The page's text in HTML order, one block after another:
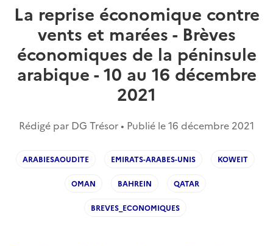
La reprise économique contre
vents et marées - Brèves
économiques de la péninsule
arabique - 10 au 16 décembre
2021
Rédigé par DG Trésor • Publié le16 décembre 2021
ARABIESAOUDITE EMIRATS-ARABES-UNIS KOWEIT
OMAN BAHREIN QATAR
BREVES_ECONOMIQUES